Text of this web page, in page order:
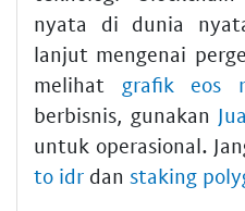
nyata di dunia
lanjut mengenai
melihat grafik eos
berbisnis, gunakan
untuk operasional.
to idr dan staking